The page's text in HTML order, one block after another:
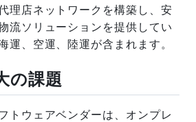
理店ネットワークを構築し、安
流ソリューションを提供してい
運、空運、陸運が含まれます。
の課題
トウェアベンダーは、オンプレ